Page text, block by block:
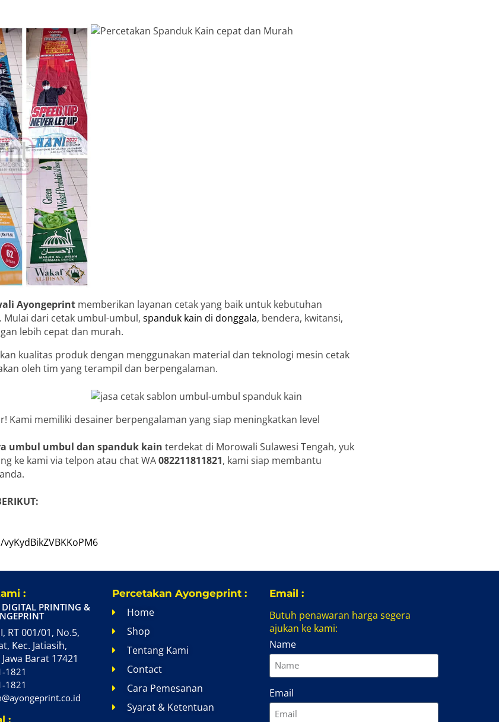
Ayongeprint memberikan layanan cetak yang baik untuk kebutuhan
Mulai dari cetak umbul-umbul,spanduk kain di donggala, bendera, kwitansi,
lebih cepat dan murah.
kualitas produk dengan menggunakan material dan teknologi mesin cetak
oleh tim yang terampil dan berpengalaman.
Kami memiliki desainer berpengalaman yang siap meningkatkan level
umbul umbul dan spanduk kain terdekat di Morowali Sulawesi Tengah, yuk
ke kami via telpon atau chat WA082211811821, kami siap membantu
:
DIGITAL PRINTING &
RT 001/01, No.5,
Kec. Jatiasih,
Barat 17421
1821
1821
:
Percetakan Ayongeprint :
Home
Shop
Tentang Kami
Contact
Cara Pemesanan
Syarat & Ketentuan
Email :
Butuh penawaran harga segera
ajukan ke kami:
Name
Email